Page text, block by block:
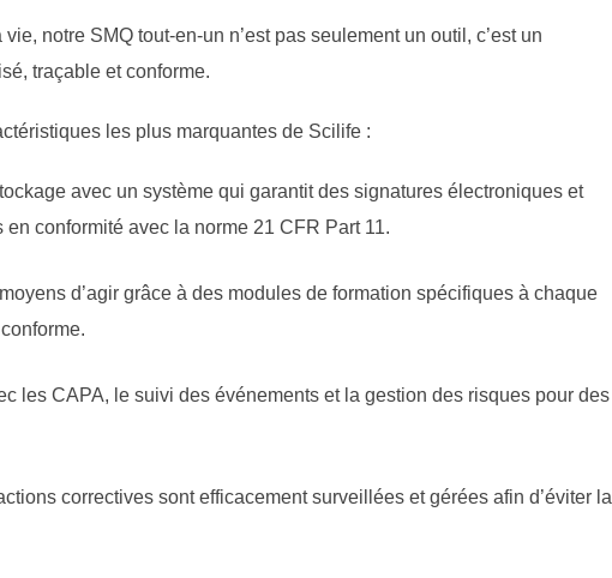
notre SMQ tout-en-un n’est pas seulement un outil, c’est un
traçable et conforme.
les plus marquantes de Scilife :
avec un système qui garantit des signatures électroniques et
conformité avec la norme 21 CFR Part 11.
d’agir grâce à des modules de formation spécifiques à chaque
les CAPA, le suivi des événements et la gestion des risques pour des
correctives sont efficacement surveillées et gérées afin d’éviter la